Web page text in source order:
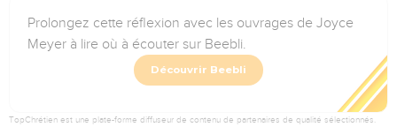
Prolongez cette réflexion avec les ouvrages de Joyce
Meyer à lire où à écouter sur Beebli.
Découvrir Beebli
TopChrétien est une plate-forme diffuseur de contenu de partenaires de qualité sélectionnés.